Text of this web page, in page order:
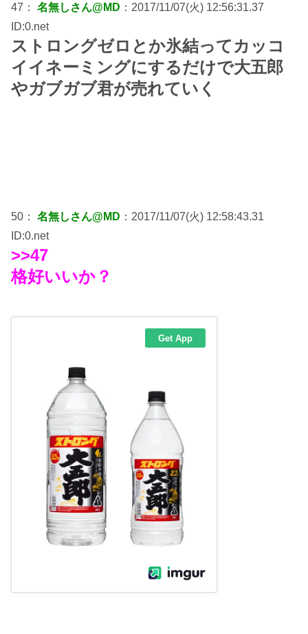
47： 名無しさん@MD ：2017/11/07(火) 12:56:31.37
ID:0.net
ストロングゼロとか氷結ってカッコ
イイネーミングにするだけで大五郎
やガブガブ君が売れていく
50： 名無しさん@MD ：2017/11/07(火) 12:58:43.31
ID:0.net
>>47
格好いいか？